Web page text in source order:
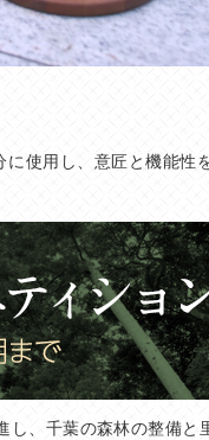
使用し、意匠と機能性
、千葉の森林の整備と